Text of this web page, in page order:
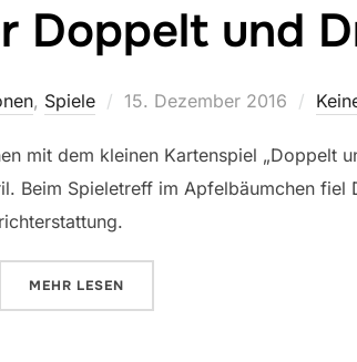
Doppelt und
, Spiele
Veröffentlicht
15. Dezember 2016
mit dem kleinen Kartenspiel „Doppelt
Beim Spieletreff im Apfelbäumchen fiel
MEHR ÜBER „FUTSCHIKATO ODER DOPPELT
LESEN